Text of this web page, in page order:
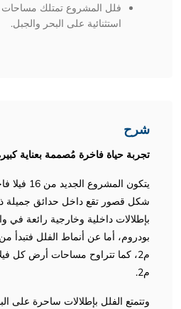
فلل المشروع تمتلك مساحات
استثنائية على البحر والجبل.
شرح
تجربة حياة فاخرة مُصممة بعناية
يتكون
شكل قصور تقع داخل حدائق جميلة
بإطلالات داخلية وخارجية رائعة
م2.
وتتمتع الفلل بإطلالات ساحرة على